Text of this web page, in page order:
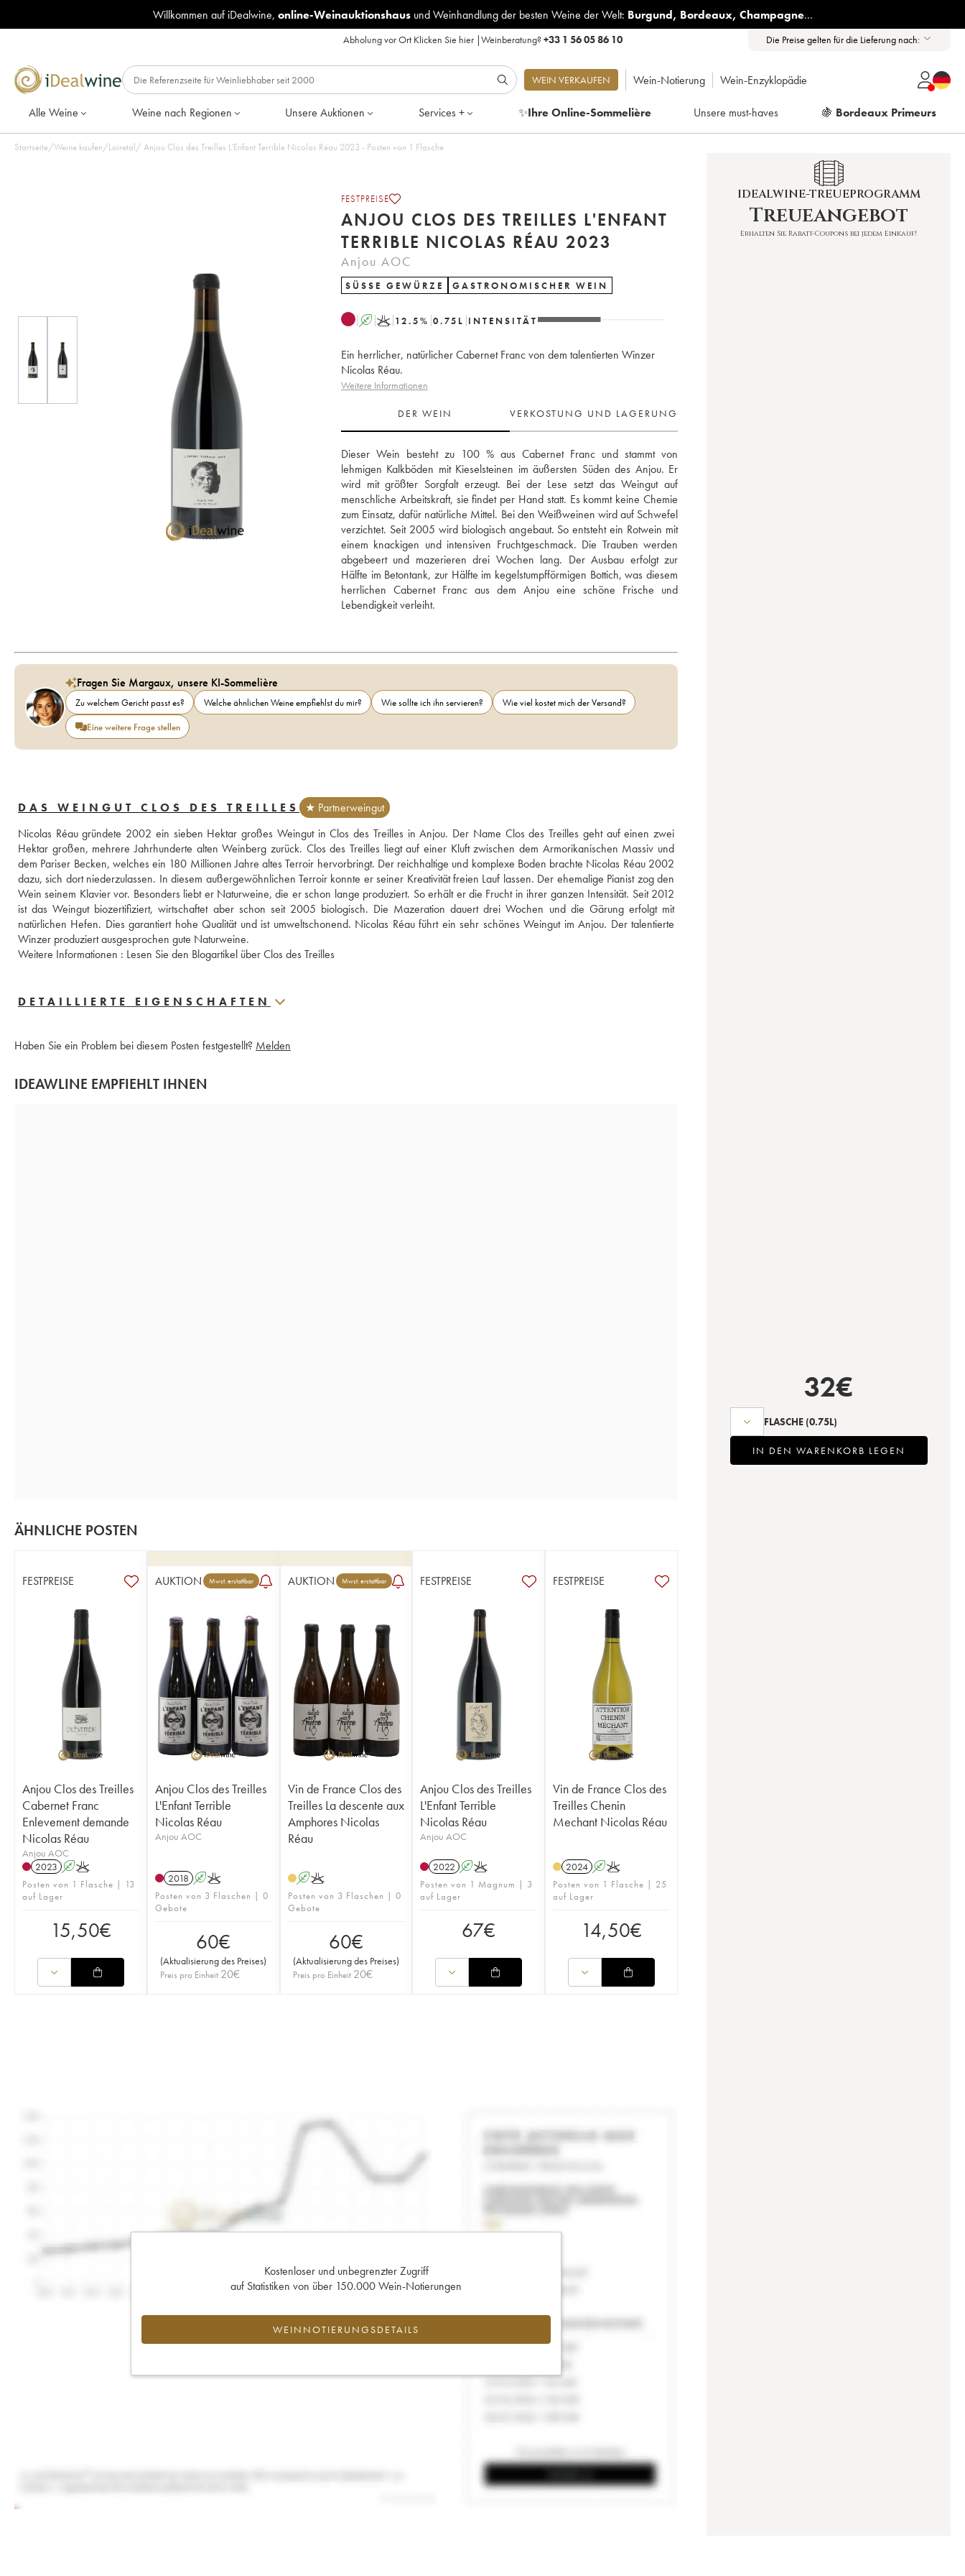
Willkommen auf iDealwine, online-Weinauktionshausund Weinhandlung der besten Weine der Welt: Burgund, Bordeaux, Champagne...
Abholung vor Ort Klicken Sie hier|Weinberatung?+33 1 56 05 86 10 Die Preise gelten für die Lieferung nach:
WEIN VERKAUFEN Wein-Notierung Wein-Enzyklopädie
Alle Weine Weine nach Regionen Unsere Auktionen Services + ✨Ihre Online-Sommelière Unsere must-haves 🍇 Bordeaux Primeurs
Startseite/Weine kaufen/Loiretal/ Anjou Clos des Treilles L'Enfant Terrible Nicolas Réau 2023 - Posten von 1 Flasche
FESTPREISE
ANJOU CLOS DES TREILLES L'ENFANT
TERRIBLE NICOLAS RÉAU 2023
Anjou AOC
SÜSSE GEWÜRZE GASTRONOMISCHER WEIN
A K 12.5% 0.75 L INTENSITÄT
Ein herrlicher, natürlicher Cabernet Franc von dem talentierten Winzer
Nicolas Réau.
Weitere Informationen
DER WEIN VERKOSTUNG UND LAGERUNG
Dieser Wein besteht zu 100 % aus Cabernet Franc und stammt von
lehmigen Kalkböden mit Kieselsteinen im äußersten Süden des Anjou. Er
wird mit größter Sorgfalt erzeugt. Bei der Lese setzt das Weingut auf
menschliche Arbeitskraft, sie findet per Hand statt. Es kommt keine Chemie
zum Einsatz, dafür natürliche Mittel. Bei den Weißweinen wird auf Schwefel
verzichtet. Seit 2005 wird biologisch angebaut. So entsteht ein Rotwein mit
einem knackigen und intensiven Fruchtgeschmack. Die Trauben werden
abgebeert und mazerieren drei Wochen lang. Der Ausbau erfolgt zur
Hälfte im Betontank, zur Hälfte im kegelstumpfförmigen Bottich, was diesem
herrlichen Cabernet Franc aus dem Anjou eine schöne Frische und
Lebendigkeit verleiht.
Fragen Sie Margaux, unsere KI-Sommelière
Zu welchem Gericht passt es? Welche ähnlichen Weine empfiehlst du mir? Wie sollte ich ihn servieren?
Wie viel kostet mich der Versand?
Eine weitere Frage stellen
DAS WEINGUT CLOS DES TREILLES
★ Partnerweingut
Nicolas Réau gründete 2002 ein sieben Hektar großes Weingut in Clos des Treilles in Anjou. Der Name Clos des Treilles geht auf einen zwei
Hektar großen, mehrere Jahrhunderte alten Weinberg zurück. Clos des Treilles liegt auf einer Kluft zwischen dem Armorikanischen Massiv und
dem Pariser Becken, welches ein 180 Millionen Jahre altes Terroir hervorbringt. Der reichhaltige und komplexe Boden brachte Nicolas Réau 2002
dazu, sich dort niederzulassen. In diesem außergewöhnlichen Terroir konnte er seiner Kreativität freien Lauf lassen. Der ehemalige Pianist zog den
Wein seinem Klavier vor. Besonders liebt er Naturweine, die er schon lange produziert. So erhält er die Frucht in ihrer ganzen Intensität. Seit 2012
ist das Weingut biozertifiziert, wirtschaftet aber schon seit 2005 biologisch. Die Mazeration dauert drei Wochen und die Gärung erfolgt mit
natürlichen Hefen. Dies garantiert hohe Qualität und ist umweltschonend. Nicolas Réau führt ein sehr schönes Weingut im Anjou. Der talentierte
Winzer produziert ausgesprochen gute Naturweine.
Weitere Informationen :
DETAILLIERTE EIGENSCHAFTEN
Haben Sie ein Problem bei diesem Posten festgestellt? Melden
IDEAWLINE EMPFIEHLT IHNEN
ÄHNLICHE POSTEN
FESTPREISE
Anjou Clos des Treilles
Cabernet Franc
Enlevement demande
Nicolas Réau
Anjou AOC
2023 AK
Posten von 1 Flasche | 13
auf Lager
15,50€
AUKTION Mwst. erstattbar
Anjou Clos des Treilles
L'Enfant Terrible
Nicolas Réau
Anjou AOC
2018 AK
Posten von 3 Flaschen | 0
Gebote
60€
(Aktualisierung des Preises)
Preis pro Einheit 20€
AUKTION Mwst. erstattbar
Vin de France Clos des
Treilles La descente aux
Amphores Nicolas
Réau
AK
Posten von 3 Flaschen | 0
Gebote
60€
(Aktualisierung des Preises)
Preis pro Einheit 20€
FESTPREISE
Anjou Clos des Treilles
L'Enfant Terrible
Nicolas Réau
Anjou AOC
2022 AK
Posten von 1 Magnum | 3
auf Lager
67€
FESTPREISE
Vin de France Clos des
Treilles Chenin
Mechant Nicolas Réau
2024 AK
Posten von 1 Flasche | 25
auf Lager
14,50€
Kostenloser und unbegrenzter Zugriff
auf Statistiken von über 150.000 Wein-Notierungen
WEINNOTIERUNGSDETAILS
IDEALWINE-TREUEPROGRAMM
Treueangebot
Erhalten Sie Rabatt-Coupons bei jedem Einkauf!
32€
FLASCHE (0.75L)
IN DEN WARENKORB LEGEN